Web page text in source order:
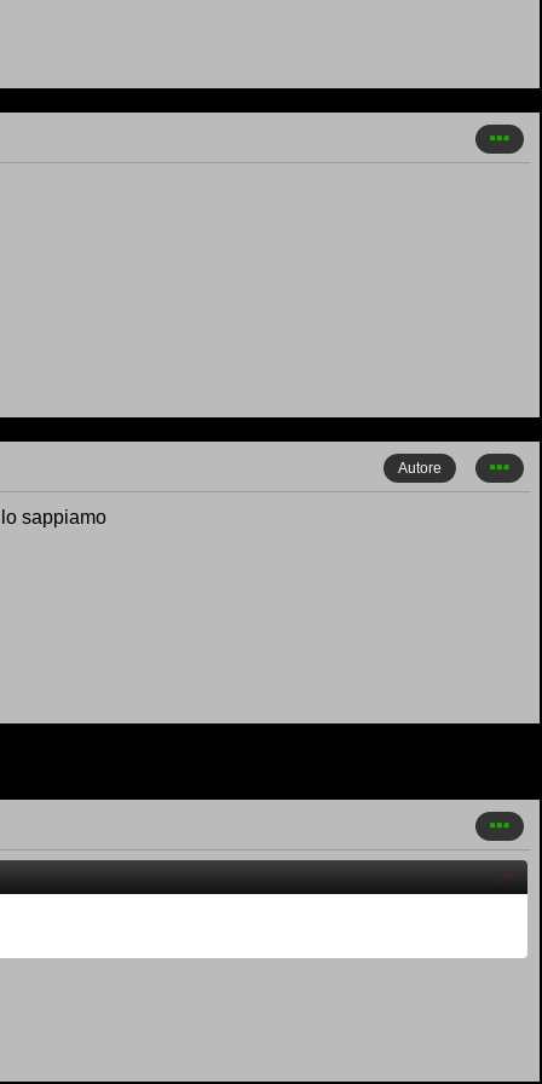
Autore
sappiamo